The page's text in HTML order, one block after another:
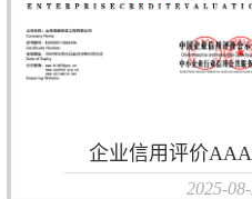
企业信用评价
2025-